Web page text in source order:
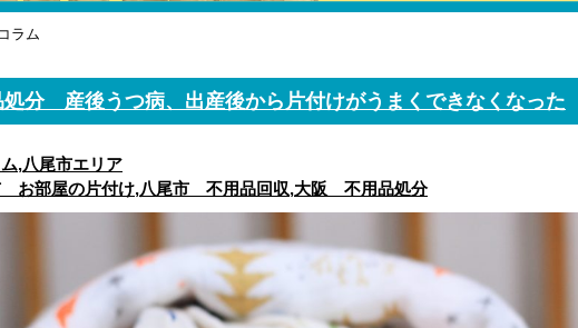
ラム
処分 産後うつ病、出産後から片付けがうまくできなくなった
,八尾市エリア
お部屋の片付け,八尾市 不用品回収,大阪 不用品処分